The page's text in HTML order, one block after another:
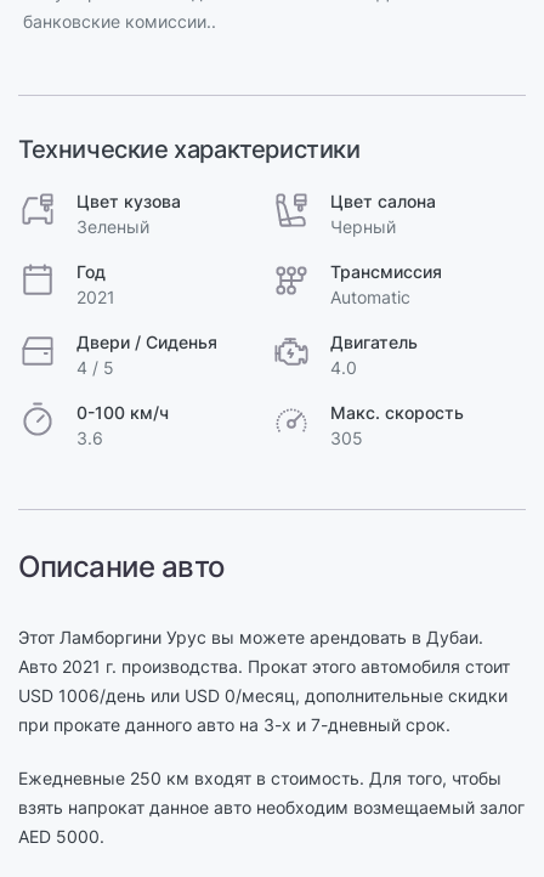
банковские комиссии..
Технические характеристики
Цвет кузова
Зеленый
Цвет салона
Черный
Год
2021
Трансмиссия
Automatic
Двери / Сиденья
4 / 5
Двигатель
4.0
0-100 км/ч
3.6
Макс. скорость
305
Описание авто
Этот Ламборгини Урус вы можете арендовать в Дубаи.
Авто 2021 г. производства. Прокат этого автомобиля стоит
USD 1006/день или USD 0/месяц, дополнительные скидки
при прокате данного авто на 3-х и 7-дневный срок.
Ежедневные 250 км входят в стоимость. Для того, чтобы
взять напрокат данное авто необходим возмещаемый залог
AED 5000.